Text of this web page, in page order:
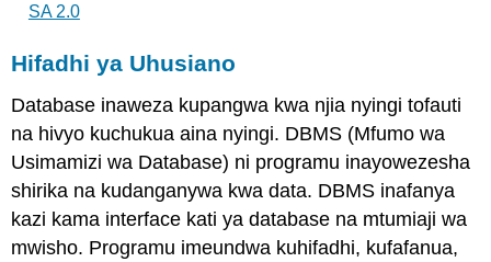
SA 2.0
Hifadhi ya Uhusiano
Database inaweza kupangwa kwa njia nyingi tofauti
na hivyo kuchukua aina nyingi. DBMS (Mfumo wa
Usimamizi wa Database) ni programu inayowezesha
shirika na kudanganywa kwa data. DBMS inafanya
kazi kama interface kati ya database na mtumiaji wa
mwisho. Programu imeundwa kuhifadhi, kufafanua,